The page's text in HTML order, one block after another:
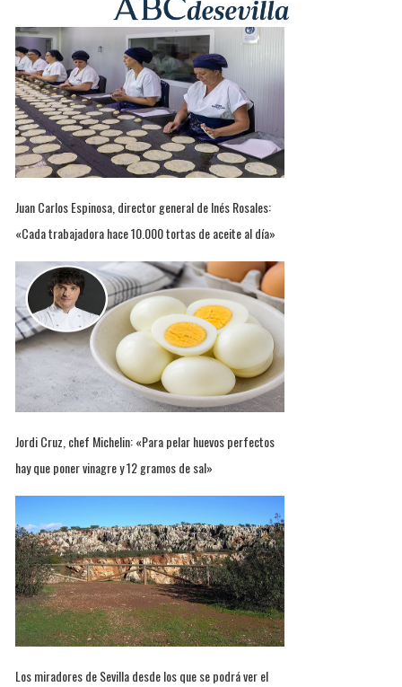
Juan Carlos Espinosa, director general de Inés Rosales:
«Cada trabajadora hace 10.000 tortas de aceite al día»
Jordi Cruz, chef Michelin: «Para pelar huevos perfectos
hay que poner vinagre y 12 gramos de sal»
Los miradores de Sevilla desde los que se podrá ver el